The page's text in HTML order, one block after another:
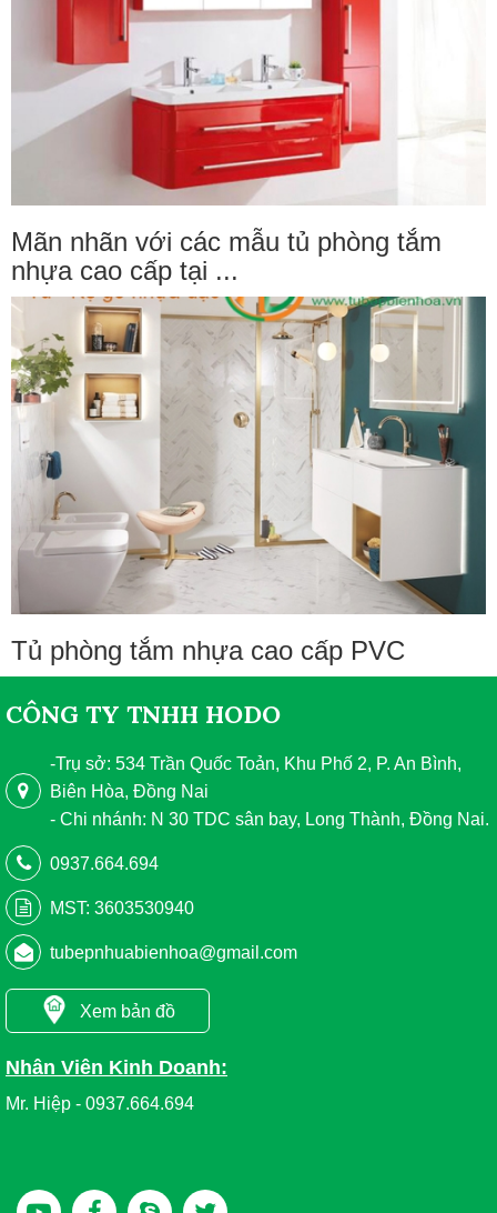
Mãn nhãn với các mẫu tủ phòng tắm
nhựa cao cấp tại ...
Tủ phòng tắm nhựa cao cấp PVC
CÔNG TY TNHH HODO
-Trụ sở: 534 Trần Quốc Toản, Khu Phố 2, P. An Bình,
Biên Hòa, Đồng Nai
- Chi nhánh: N 30 TDC sân bay, Long Thành, Đồng Nai.
0937.664.694
MST: 3603530940
tubepnhuabienhoa@gmail.com
Xem bản đồ
Nhân Viên Kinh Doanh:
Mr. Hiệp - 0937.664.694